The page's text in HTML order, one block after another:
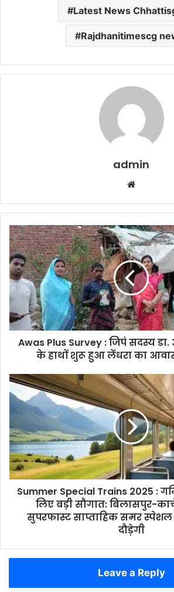
Latest News
Rajdhanitimescg
admin
Awas
Plus
Survey
:
जिपं
सदस्य
डा.
अभिलाषा
नायक
हुआ
लेंधरा
आवास
प्लस
2
सर्वे
Awas Plus Survey : जिपं सदस्य
के हाथों शुरू हुआ लेंधरा का
Summer
Special
Trains
2025
:
गर्मियों
में
यात्रियों
के
लिए
सौगात:
बिलासपुर-
के
साप्ताहिक
Summer Special Trains 2025 :
लिए बड़ी सौगात: बिलासपुर-
सुपरफास्ट साप्ताहिक समर स्पेशल
दौड़ेगी
Leave a Reply